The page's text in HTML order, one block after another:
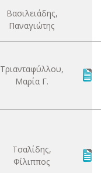
Βασιλειάδης,
Παναγιώτης
Τριανταφύλλου,
Μαρία Γ.
Τσαλίδης,
Φίλιππος